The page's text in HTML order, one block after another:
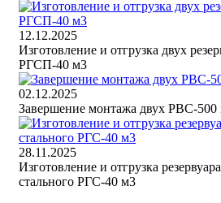
12.12.2025
Изготовление и отгрузка двух
РГСП-40 м3
02.12.2025
Завершение монтажа двух РВС-500
28.11.2025
Изготовление и отгрузка
стального РГС-40 м3